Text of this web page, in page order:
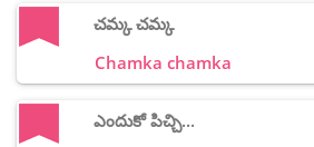
చమ్క చమ్క
Chamka chamka
ఎందుకో పిచ్చి...